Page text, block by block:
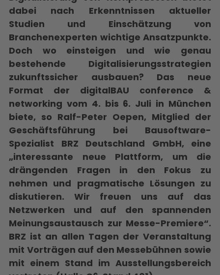
dabei nach Erkenntnissen aktueller
Studien und Einschätzung von
Branchenexperten wichtige Ansatzpunkte.
Doch wo einsteigen und wie genau
bestehende Digitalisierungsstrategien
zukunftssicher ausbauen? Das neue
Format der digitalBAU conference &
networking vom 4. bis 6. Juli in München
biete, so Ralf-Peter Oepen, Mitglied der
Geschäftsführung bei Bausoftware-
Spezialist BRZ Deutschland GmbH, eine
„interessante neue Plattform, um die
drängenden Fragen in den Fokus zu
nehmen und pragmatische Lösungen zu
diskutieren. Wir freuen uns auf das
Netzwerken und auf den spannenden
Meinungsaustausch zur Messe-Premiere“.
BRZ ist an allen Tagen der Veranstaltung
mit Vorträgen auf den Messebühnen sowie
mit einem Stand im Ausstellungsbereich